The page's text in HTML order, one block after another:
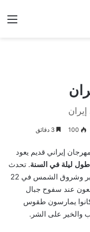
100
إيراني قديم يعود
ليلة في السنة. تحدث
ليلة يلدا بين غروب الشمس في 21 ديسمبر وشروق الشمس في 22
عند سفوح جبال
يمارسون طقوس
والخير على الشر.